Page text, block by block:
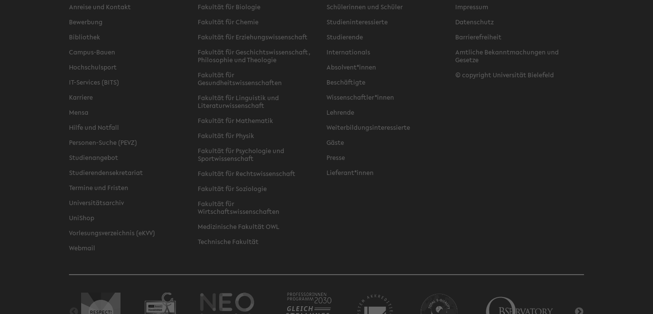
Anreise und Kontakt
Bewerbung
Bibliothek
Campus-Bauen
Hochschulsport
IT-Services (BITS)
Karriere
Mensa
Hilfe und Notfall
Personen-Suche (PEVZ)
Studienangebot
Studierendensekretariat
Termine und Fristen
Universitätsarchiv
UniShop
Vorlesungsverzeichnis (eKVV)
Webmail
Fakultät für Biologie
Fakultät für Chemie
Fakultät für Erziehungswissenschaft
Fakultät für Geschichtswissenschaft,
Philosophie und Theologie
Fakultät für
Gesundheitswissenschaften
Fakultät für Linguistik und
Literaturwissenschaft
Fakultät für Mathematik
Fakultät für Physik
Fakultät für Psychologie und
Sportwissenschaft
Fakultät für Rechtswissenschaft
Fakultät für Soziologie
Fakultät für
Wirtschaftswissenschaften
Medizinische Fakultät OWL
Technische Fakultät
Schülerinnen und Schüler
Studieninteressierte
Studierende
Internationals
Absolvent*innen
Beschäftigte
Wissenschaftler*innen
Lehrende
Weiterbildungsinteressierte
Gäste
Presse
Lieferant*innen
Impressum
Datenschutz
Barrierefreiheit
Amtliche Bekanntmachungen und
Gesetze
© copyright Universität Bielefeld